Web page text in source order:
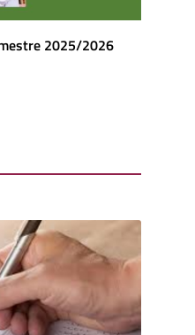
2025/2026